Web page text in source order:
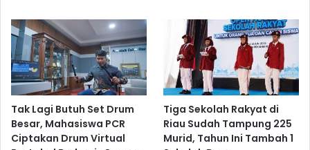
Tak Lagi Butuh Set Drum
Besar, Mahasiswa PCR
Ciptakan Drum Virtual
Tiga Sekolah Rakyat di
Riau Sudah Tampung 225
Murid, Tahun Ini Tambah 1